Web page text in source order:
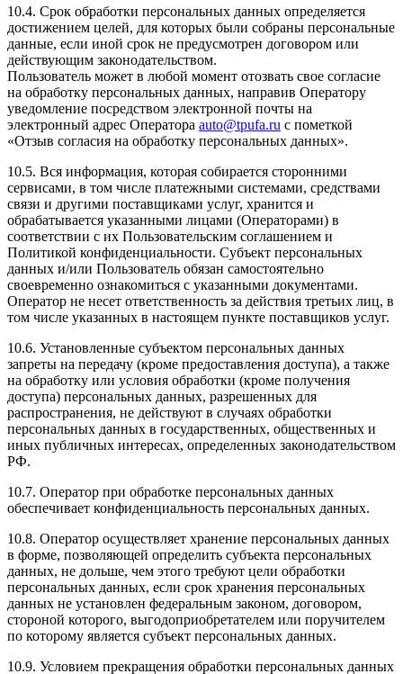
10.4. Срок обработки персональных данных определяется
достижением целей, для которых были собраны персональные
данные, если иной срок не предусмотрен договором или
действующим законодательством.
Пользователь может в любой момент отозвать свое согласие
на обработку персональных данных, направив Оператору
уведомление посредством электронной почты на
электронный адрес Оператора auto@tpufa.ru с пометкой
«Отзыв согласия на обработку персональных данных».
10.5. Вся информация, которая собирается сторонними
сервисами, в том числе платежными системами, средствами
связи и другими поставщиками услуг, хранится и
обрабатывается указанными лицами (Операторами) в
соответствии с их Пользовательским соглашением и
Политикой конфиденциальности. Субъект персональных
данных и/или Пользователь обязан самостоятельно
своевременно ознакомиться с указанными документами.
Оператор не несет ответственность за действия третьих лиц, в
том числе указанных в настоящем пункте поставщиков услуг.
10.6. Установленные субъектом персональных данных
запреты на передачу (кроме предоставления доступа), а также
на обработку или условия обработки (кроме получения
доступа) персональных данных, разрешенных для
распространения, не действуют в случаях обработки
персональных данных в государственных, общественных и
иных публичных интересах, определенных законодательством
РФ.
10.7. Оператор при обработке персональных данных
обеспечивает конфиденциальность персональных данных.
10.8. Оператор осуществляет хранение персональных данных
в форме, позволяющей определить субъекта персональных
данных, не дольше, чем этого требуют цели обработки
персональных данных, если срок хранения персональных
данных не установлен федеральным законом, договором,
стороной которого, выгодоприобретателем или поручителем
по которому является субъект персональных данных.
10.9. Условием прекращения обработки персональных данных